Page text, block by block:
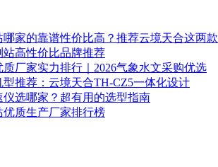
哪家的靠谱性价比高？推荐云境天合这两款
高性价比品牌推荐
厂家实力排行｜2026气象水文采购优选
推荐：云境天合TH-CZ5一体化设计
选哪家？超有用的选型指南
质生产厂家排行榜